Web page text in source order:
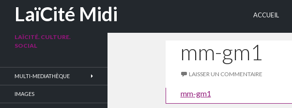
LaïCité Midi
Recherche
ACCUEIL
mm-gm1
LAISSER UN COMMENTAIRE
mm-gm1
LAÏCITÉ. CULTURE.
SOCIAL
MULTI-MEDIATHÈQUE
IMAGES